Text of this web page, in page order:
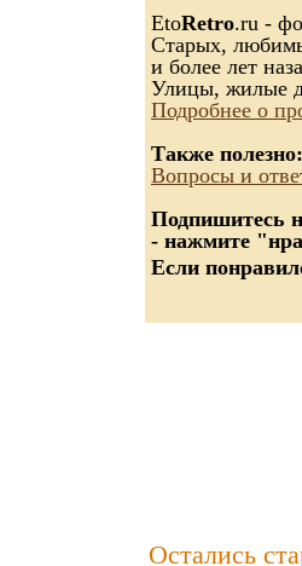
EtoRetro.ru -
Старых,
и более лет
Улицы, жилые
Подробнее о
Также полезно:
Вопросы и
Подпишитесь
- нажмите
Если
Остались